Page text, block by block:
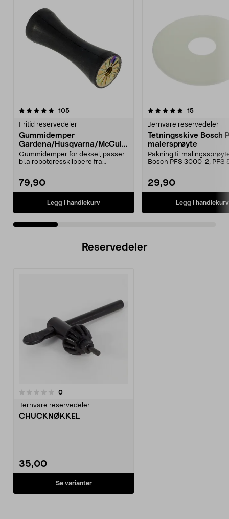
105anmeldelser
Fritid reservedeler
Gummidemper
Gardena/Husqvarna/McCullo
ch/Flymo
Gummidemper for deksel, passer
bl.a robotgressklippere fra
79,90
Legg i handlekurv
5.0 av 5 stjerner 15anmeldelser
Jernvare reservedeler
Tetningsskive Bosch
malersprøyte
Pakning til
Bosch PFS 3000-2, PFS
29,90
Legg i handlekurv
4.5 av 5 stjerner
Reservedeler
0anmeldelser
Jernvare reservedeler
CHUCKNØKKEL
35,00
Se varianter